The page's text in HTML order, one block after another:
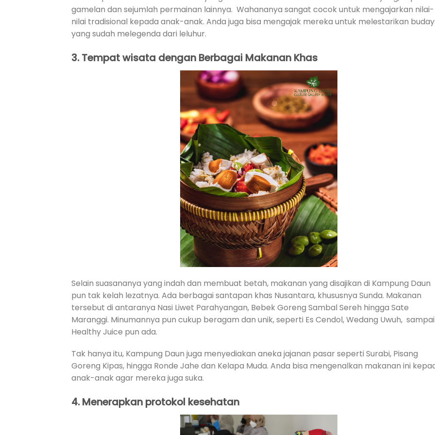
gamelan dan sejumlah permainan lainnya. Wahananya sangat cocok untuk mengajarkan nilai-
nilai tradisional kepada anak-anak. Anda juga bisa mengajak mereka untuk melestarikan
yang sudah melegenda dari leluhur.
3. Tempat wisata dengan Berbagai Makanan Khas
Selain suasananya yang indah dan membuat betah, makanan yang disajikan di Kampung Daun
pun tak kelah lezatnya. Ada berbagai santapan khas Nusantara, khususnya Sunda. Makanan
tersebut di antaranya Nasi Liwet Parahyangan, Bebek Goreng Sambal Sereh hingga Sate
Maranggi. Minumannya pun cukup beragam dan unik, seperti Es Cendol, Wedang Uwuh, sampai
Healthy Juice pun ada.
Tak hanya itu, Kampung Daun juga menyediakan aneka jajanan pasar seperti Surabi, Pisang
Goreng Kipas, hingga Ronde Jahe dan Kelapa Muda. Anda bisa mengenalkan makanan ini
anak-anak agar mereka juga suka.
4. Menerapkan protokol kesehatan